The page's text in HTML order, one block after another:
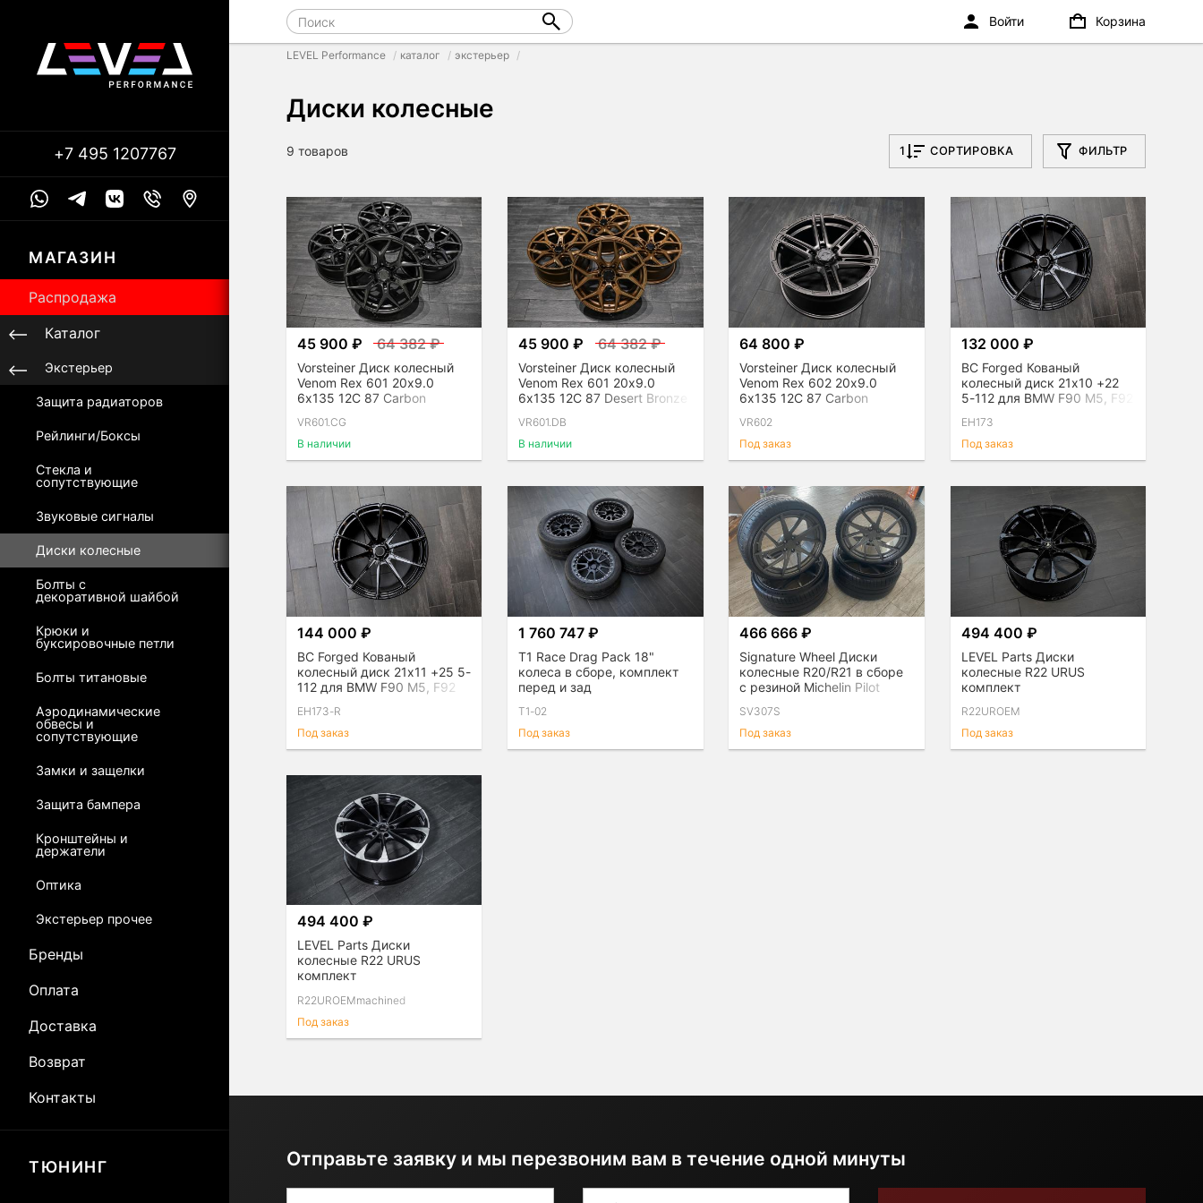
LEVEL Performance каталог экстерьер
Диски колесные
9 товаров 1 СОРТИРОВКА ФИЛЬТР
45 900 ₽ 64 382 ₽
Vorsteiner Диск колесный
Venom Rex 601 20x9.0
6x135 12C 87 Carbon
VR601.CG
В наличии
45 900 ₽ 64 382 ₽
Vorsteiner Диск колесный
Venom Rex 601 20x9.0
6x135 12C 87 Desert Bronze
VR601.DB
В наличии
64 800 ₽
Vorsteiner Диск колесный
Venom Rex 602 20x9.0
6x135 12C 87 Carbon
VR602
Под заказ
132 000 ₽
BC Forged Кованый
колесный диск 21x10 +22
5-112 для BMW F90 M5, F92
EH173
Под заказ
144 000 ₽
BC Forged Кованый
колесный диск 21x11 +25 5-
112 для BMW F90 M5, F92
EH173-R
Под заказ
1 760 747 ₽
T1 Race Drag Pack 18"
колеса в сборе, комплект
перед и зад
T1-02
Под заказ
466 666 ₽
Signature Wheel Диски
колесные R20/R21 в сборе
с резиной Michelin Pilot
SV307S
Под заказ
494 400 ₽
LEVEL Parts Диски
колесные R22 URUS
комплект
R22UROEM
Под заказ
494 400 ₽
LEVEL Parts Диски
колесные R22 URUS
комплект
R22UROEMmachined
Под заказ
Отправьте заявку и мы перезвоним вам в течение одной минуты
+7 495 1207767
МАГАЗИН
Распродажа
Каталог
Экстерьер
Защита радиаторов
Рейлинги/Боксы
Стекла и
сопутствующие
Звуковые сигналы
Диски колесные
Болты с
декоративной шайбой
Крюки и
буксировочные петли
Болты титановые
Аэродинамические
обвесы и
сопутствующие
Замки и защелки
Защита бампера
Кронштейны и
держатели
Оптика
Экстерьер прочее
Бренды
Оплата
Доставка
Возврат
Контакты
ТЮНИНГ
Войти Корзина